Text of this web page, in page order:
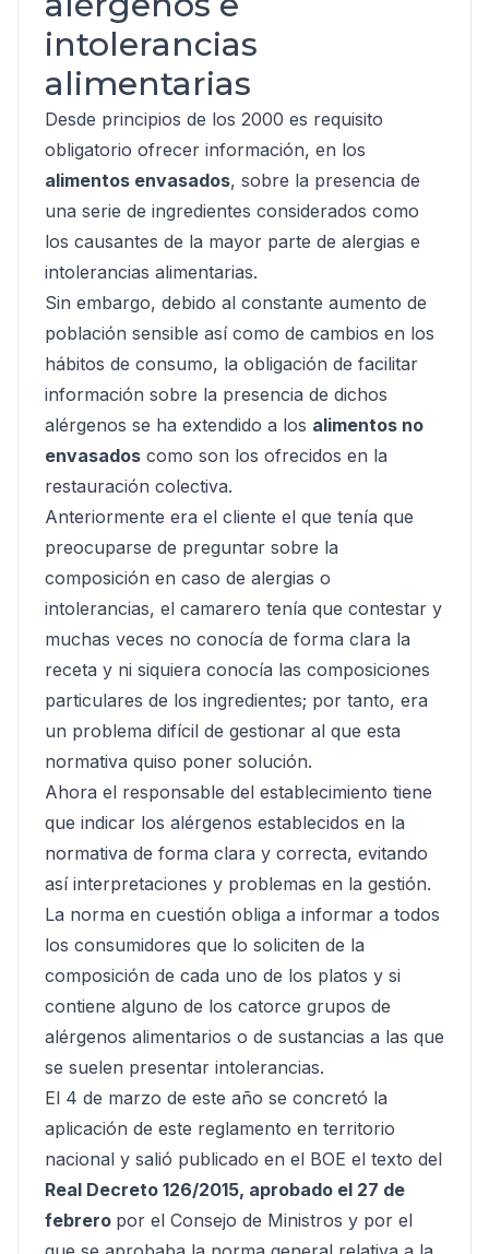
intolerancias
alimentarias
Desde principios de los 2000 es requisito
obligatorio ofrecer información, en los
alimentos envasados, sobre la presencia de
una serie de ingredientes considerados como
los causantes de la mayor parte de alergias e
intolerancias alimentarias.
Sin embargo, debido al constante aumento de
población sensible así como de cambios en los
hábitos de consumo, la obligación de facilitar
información sobre la presencia de dichos
alérgenos se ha extendido a los alimentos no
envasados como son los ofrecidos en la
restauración colectiva.
Anteriormente era el cliente el que tenía que
preocuparse de preguntar sobre la
composición en caso de alergias o
intolerancias, el camarero tenía que contestar y
muchas veces no conocía de forma clara la
receta y ni siquiera conocía las composiciones
particulares de los ingredientes; por tanto, era
un problema difícil de gestionar al que esta
normativa quiso poner solución.
Ahora el responsable del establecimiento tiene
que indicar los alérgenos establecidos en la
normativa de forma clara y correcta, evitando
así interpretaciones y problemas en la gestión.
La norma en cuestión obliga a informar a todos
los consumidores que lo soliciten de la
composición de cada uno de los platos y si
contiene alguno de los catorce grupos de
alérgenos alimentarios o de sustancias a las que
se suelen presentar intolerancias.
El 4 de marzo de este año se concretó la
aplicación de este reglamento en territorio
nacional y salió publicado en el BOE el texto del
Real Decreto 126/2015, aprobado el 27 de
febrero por el Consejo de Ministros y por el